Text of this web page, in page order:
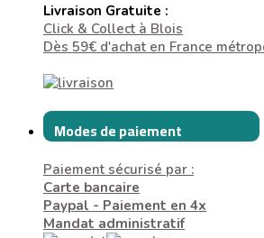
Livraison Gratuite :
Click & Collect à Blois
Dès 59€ d'achat en France
Modes de paiement
Paiement sécurisé par :
Carte bancaire
Paypal - Paiement en 4x
Mandat administratif